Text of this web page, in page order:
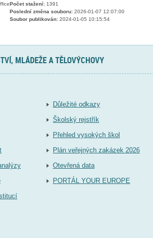
Počet stažení:1391
Poslední změna souboru:2026-01-07 12:07:00
Soubor publikován:2024-01-05 10:15:54
MLÁDEŽE A TĚLOVÝCHOVY
Důležité odkazy
Školský rejstřík
Přehled vysokých škol
Plán veřejných zakázek 2026
Otevřená data
PORTÁL YOUR EUROPE